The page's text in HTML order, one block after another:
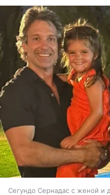
Сегундо Сернадас с женой и